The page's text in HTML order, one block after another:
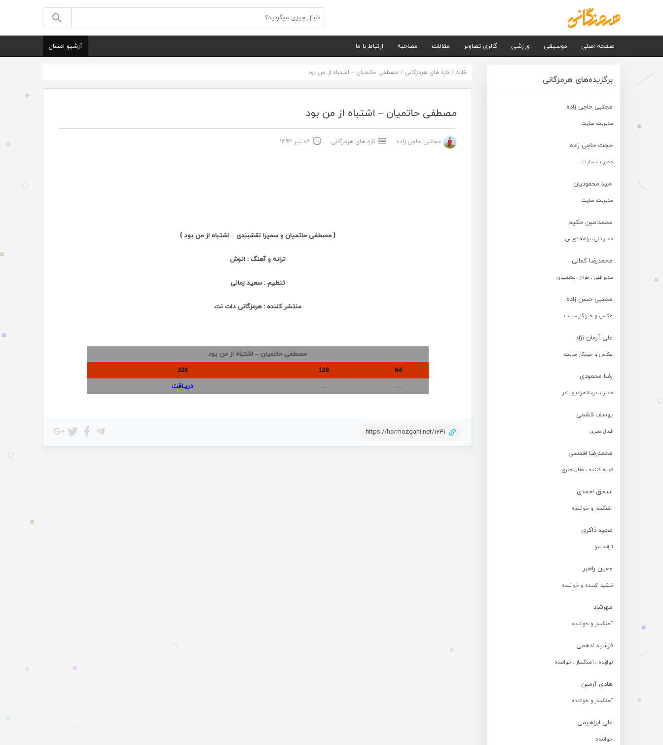
صفحه اصلی موسیقی ورزشی گالری تصاویر مقالات مصاحبه ارتباط با ما آرشیو امسال
برگزیده‌های هرمزگانی
مجتبی حاجی زاده
مدیریت سایت
حجت حاجی زاده
مدیریت سایت
امید محمودیان
مدیریت سایت
محمدامین حکیم
مدیر فنی، برنامه نویس
محمدرضا کمالی
مدیر فنی ، طراح ، پشتیبان
مجتبی حسن زاده
عکاس و خبرنگار سایت
علی آرمان نژاد
عکاس و خبرنگار سایت
رضا محمودی
مدیریت رسانه رادیو بندر
یوسف قشمی
فعال هنری
محمدرضا اقدسی
تهیه کننده ، فعال هنری
اسحق احمدی
آهنگساز و خواننده
مجید ذاکری
ترانه سرا
معین راهبر
تنظیم کننده و خواننده
مهرشاد
آهنگساز و خواننده
فرشید ادهمی
نوازنده ، آهنگساز ، خواننده
هادی آرمین
آهنگساز و خواننده
علی ابراهیمی
خواننده
خانه / تازه های هرمزگانی / مصطفی حاتمیان – اشتباه از من بود
مصطفی حاتمیان – اشتباه از من بود
مجتبی حاجی زاده تازه های هرمزگانی ۰۶ تیر ۱۳۹۳
{ مصطفی حاتمیان و سمیرا نقشبندی – اشتباه از من بود }
ترانه و آهنگ : انوش
تنظیم : سعید زمانی
منتشر کننده : هرمزگانی دات نت
مصطفی حاتمیان – اشتباه از من بود
64
128
320
…
… دریـافت
https://hormozgani.net/1241